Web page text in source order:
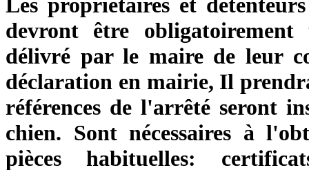
Les propriétaires et
devront être
délivré par le maire de leur
déclaration en mairie, Il
références de l'arrêté seront
chien. Sont nécessaires à
pièces habituelles: